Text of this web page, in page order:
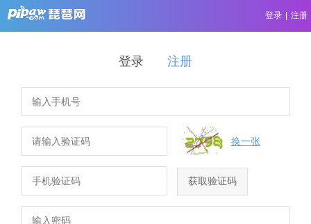
登录 注册
登录 注册
换一张
获取验证码